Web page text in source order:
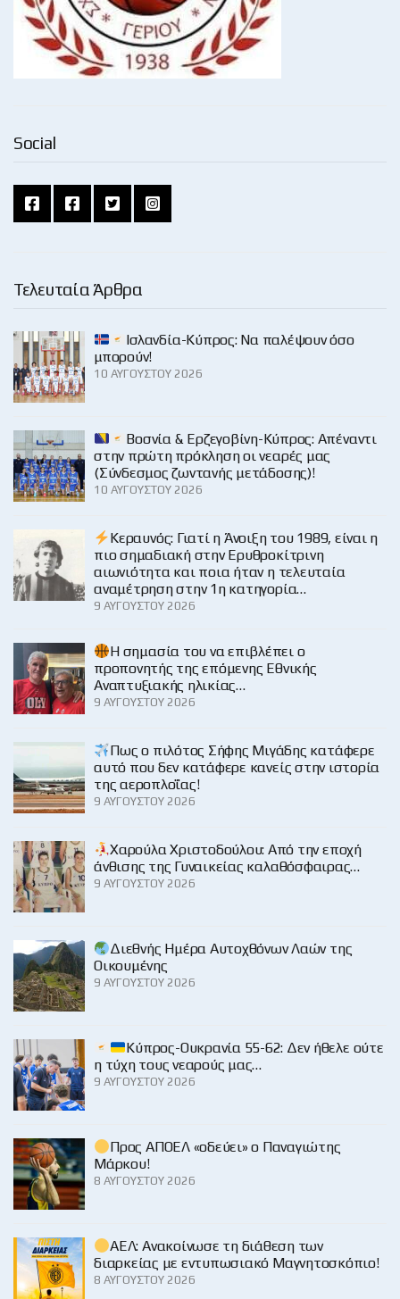
Social
Τελευταία Άρθρα
Ισλανδία-Κύπρος: Να παλέψουν όσο
μπορούν!
10 ΑΥΓΟΎΣΤΟΥ 2026
Βοσνία & Ερζεγοβίνη-Κύπρος: Απέναντι
στην πρώτη πρόκληση οι νεαρές μας
(Σύνδεσμος ζωντανής μετάδοσης)!
10 ΑΥΓΟΎΣΤΟΥ 2026
Κεραυνός: Γιατί η Άνοιξη του 1989, είναι η
πιο σημαδιακή στην Ερυθροκίτρινη
αιωνιότητα και ποια ήταν η τελευταία
αναμέτρηση στην 1η κατηγορία…
9 ΑΥΓΟΎΣΤΟΥ 2026
H σημασία του να επιβλέπει ο
προπονητής της επόμενης Εθνικής
Αναπτυξιακής ηλικίας…
9 ΑΥΓΟΎΣΤΟΥ 2026
Πως ο πιλότος Σήφης Μιγάδης κατάφερε
αυτό που δεν κατάφερε κανείς στην ιστορία
της αεροπλοΐας!
9 ΑΥΓΟΎΣΤΟΥ 2026
Χαρούλα Χριστοδούλου: Από την εποχή
άνθισης της Γυναικείας καλαθόσφαιρας…
9 ΑΥΓΟΎΣΤΟΥ 2026
Διεθνής Ημέρα Αυτοχθόνων Λαών της
Οικουμένης
9 ΑΥΓΟΎΣΤΟΥ 2026
Κύπρος-Ουκρανία 55-62: Δεν ήθελε ούτε
η τύχη τους νεαρούς μας…
9 ΑΥΓΟΎΣΤΟΥ 2026
Προς ΑΠΟΕΛ «οδεύει» ο Παναγιώτης
Μάρκου!
8 ΑΥΓΟΎΣΤΟΥ 2026
ΑΕΛ: Ανακοίνωσε τη διάθεση των
διαρκείας με εντυπωσιακό Μαγνητοσκόπιο!
8 ΑΥΓΟΎΣΤΟΥ 2026